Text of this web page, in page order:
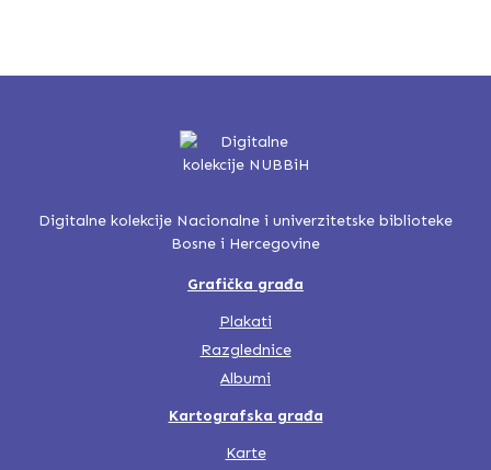
Digitalne kolekcije Nacionalne i univerzitetske biblioteke
Bosne i Hercegovine
Grafička građa
Plakati
Razglednice
Albumi
Kartografska građa
Karte